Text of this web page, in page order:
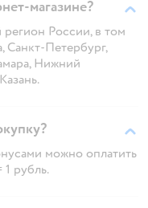
магазине?
России, в том
Петербург,
Нижний
можно оплатить
рубль.